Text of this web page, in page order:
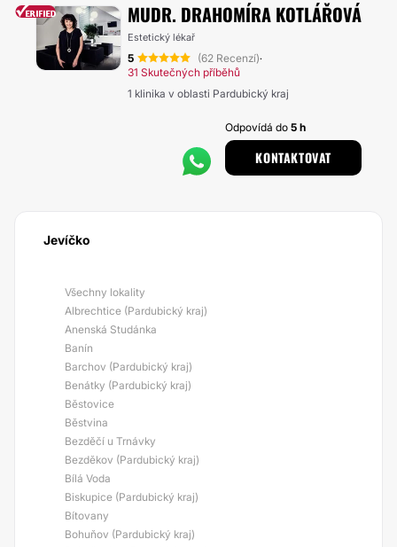
MUDR. DRAHOMÍRA KOTLÁŘOVÁ
Estetický lékař
5 (62 Recenzí)·
31 Skutečných příběhů
1 klinika v oblasti Pardubický kraj
Odpovídá do5 h
KONTAKTOVAT
Jevíčko
Všechny lokality
Albrechtice (Pardubický kraj)
Anenská Studánka
Banín
Barchov (Pardubický kraj)
Benátky (Pardubický kraj)
Běstovice
Běstvina
Bezděčí u Trnávky
Bezděkov (Pardubický kraj)
Bílá Voda
Biskupice (Pardubický kraj)
Bítovany
Bohuňov (Pardubický kraj)